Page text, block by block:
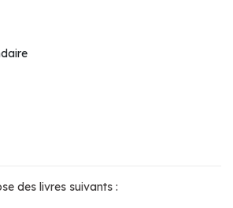
des livres suivants :